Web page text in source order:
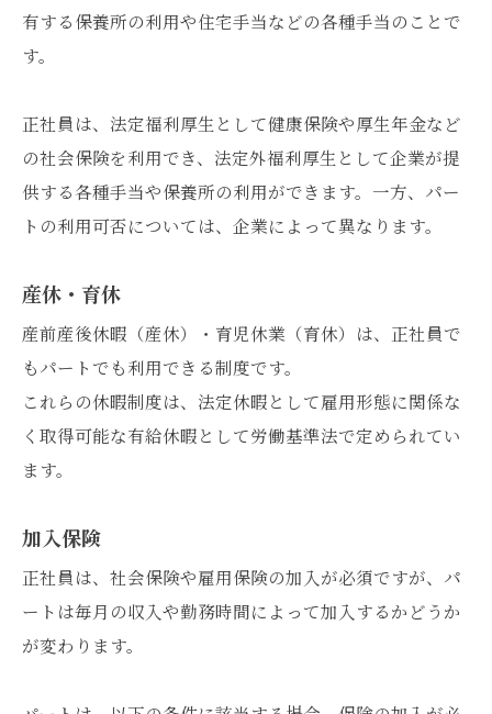
有する保養所の利用や住宅手当などの各種手当のことで
す。
正社員は、法定福利厚生として健康保険や厚生年金など
の社会保険を利用でき、法定外福利厚生として企業が提
供する各種手当や保養所の利用ができます。一方、パー
トの利用可否については、企業によって異なります。
産休・育休
産前産後休暇（産休）・育児休業（育休）は、正社員で
もパートでも利用できる制度です。
これらの休暇制度は、法定休暇として雇用形態に関係な
く取得可能な有給休暇として労働基準法で定められてい
ます。
加入保険
正社員は、社会保険や雇用保険の加入が必須ですが、パ
ートは毎月の収入や勤務時間によって加入するかどうか
が変わります。